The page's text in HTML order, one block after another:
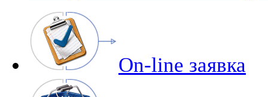
On-line заявка